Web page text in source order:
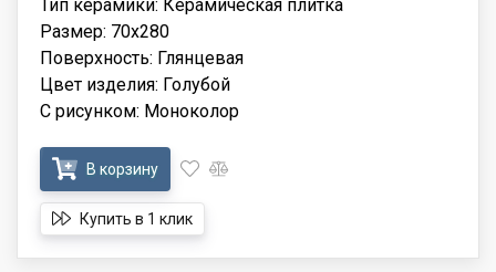
Тип керамики: Керамическая плитка
Размер: 70x280
Поверхность: Глянцевая
Цвет изделия: Голубой
С рисунком: Моноколор
В корзину
Купить в 1 клик